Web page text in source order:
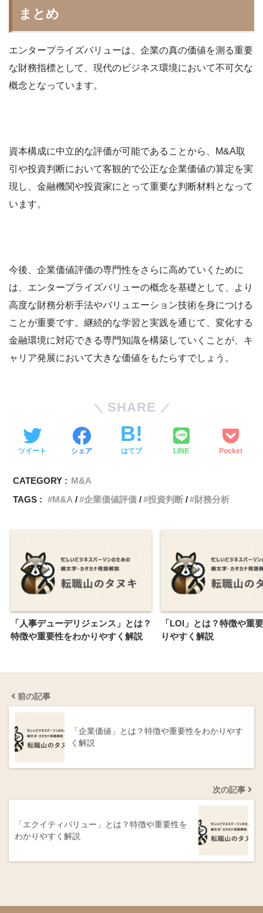
まとめ
エンタープライズバリューは、企業の真の価値を測る重要
な財務指標として、現代のビジネス環境において不可欠な
概念となっています。
資本構成に中立的な評価が可能であることから、M&A取
引や投資判断において客観的で公正な企業価値の算定を実
現し、金融機関や投資家にとって重要な判断材料となって
います。
今後、企業価値評価の専門性をさらに高めていくために
は、エンタープライズバリューの概念を基礎として、より
高度な財務分析手法やバリュエーション技術を身につける
ことが重要です。継続的な学習と実践を通じて、変化する
金融環境に対応できる専門知識を構築していくことが、キ
ャリア発展において大きな価値をもたらすでしょう。
SHARE
ツイート シェア はてブ LINE Pocket
CATEGORY : M&A
TAGS :
M&A 企業価値評価 投資判断 財務分析
「人事デューデリジェンス」とは？
特徴や重要性をわかりやすく解説
「LOI」とは？特徴や重
りやすく解説
前の記事
「企業価値」とは？特徴や重要性をわかりやす
く解説
次の記事
「エクイティバリュー」とは？特徴や重要性を
わかりやすく解説